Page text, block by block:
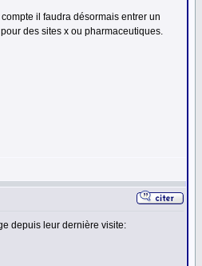
il faudra désormais entrer un
des sites x ou pharmaceutiques.
depuis leur dernière visite: